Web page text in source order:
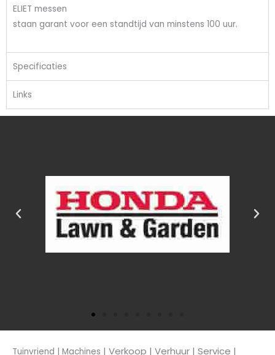
ELIET messen
staan garant voor een standtijd van minstens 100 uur.
Specificaties
Links
Tuinvriend | Machines | Verkoop | Verhuur | Service |